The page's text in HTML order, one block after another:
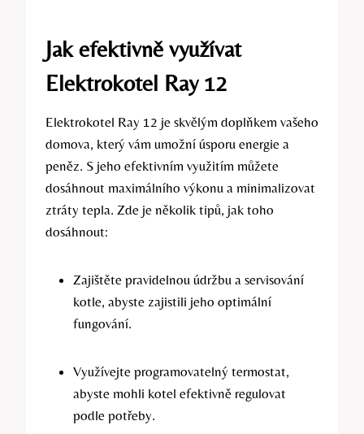
Jak efektivně využívat
Elektrokotel Ray 12
Elektrokotel Ray 12 je skvělým doplňkem vašeho
domova, který vám umožní úsporu energie a
peněz. S jeho efektivním využitím můžete
dosáhnout maximálního výkonu a minimalizovat
ztráty tepla. Zde je několik tipů, jak toho
dosáhnout:
Zajištěte pravidelnou údržbu a servisování
kotle, abyste zajistili jeho optimální
fungování.
Využívejte programovatelný termostat,
abyste mohli kotel efektivně regulovat
podle potřeby.